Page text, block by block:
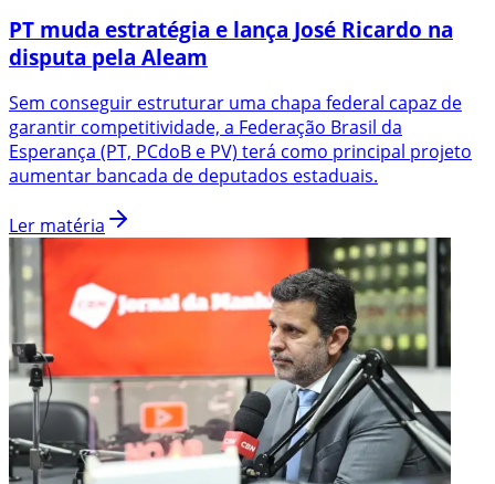
PT muda estratégia e lança José Ricardo na
disputa pela Aleam
Sem conseguir estruturar uma chapa federal capaz de
garantir competitividade, a Federação Brasil da
Esperança (PT, PCdoB e PV) terá como principal projeto
aumentar bancada de deputados estaduais.
Ler matéria